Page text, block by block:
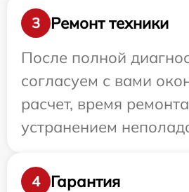
3
Ремонт техники
После полной
согласуем с вами
расчет, время
устранением
4
Гарантия